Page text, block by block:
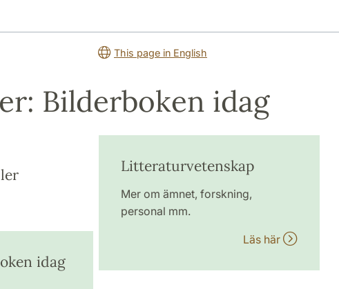
This page in English
Bilderboken idag
idag
Litteraturvetenskap
Mer om ämnet, forskning,
personal mm.
Läs här